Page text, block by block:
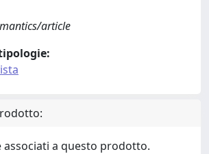
article
associati a questo prodotto.